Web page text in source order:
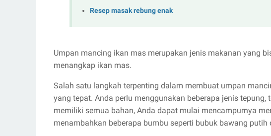
Resep masak rebung enak
Umpan mancing ikan mas merupakan jenis makanan yang
menangkap ikan mas.
Salah satu langkah terpenting dalam membuat umpan
yang tepat. Anda perlu menggunakan beberapa jenis tepung,
memiliki semua bahan, Anda dapat mulai mencampurnya
menambahkan beberapa bumbu seperti bubuk bawang putih